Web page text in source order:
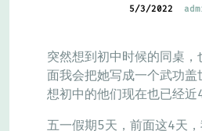
5/3/2022
突然想到初中时候的同桌
面我会把她写成一个武功
想初中的他们现在也已经近
五一假期5天，前面这4天